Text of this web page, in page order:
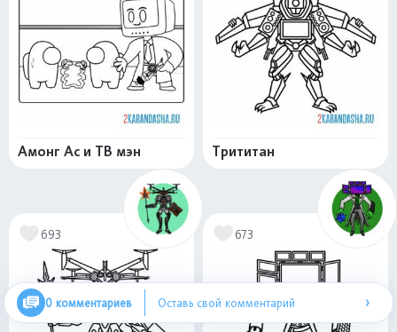
Амонг Ас и ТВ мэн Трититан
693 673
0 комментариев Оставь свой комментарий ›